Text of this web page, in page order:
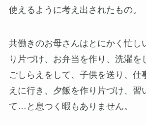
使えるように考え出されたもの。
共働きのお母さんはとにかく忙し
り片づけ、お弁当を作り、洗濯を
ごしらえをして、子供を送り、仕
えに行き、夕飯を作り片づけ、習
て…と息つく暇もありません。